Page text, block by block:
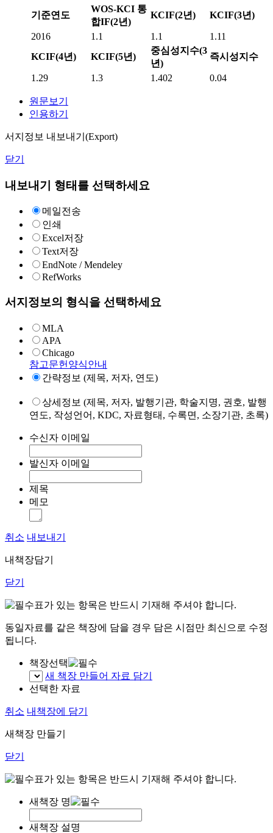
기준연도
WOS-KCI 통
합IF(2년)
KCIF(2년) KCIF(3년)
2016 1.1 1.1
1.11
KCIF(4년)
KCIF(5년)
중심성지수(3
년)
즉시성지수
1.29 1.3 1.402 0.04
원문보기
인용하기
서지정보 내보내기(Export)
닫기
내보내기 형태를 선택하세요
메일전송
인쇄
Excel저장
Text저장
EndNote / Mendeley
RefWorks
서지정보의 형식을 선택하세요
MLA
APA
Chicago
참고문헌양식안내
간략정보 (제목, 저자, 연도)
상세정보 (제목, 저자, 발행기관, 학술지명, 권호, 발행
연도, 작성언어, KDC, 자료형태, 수록면, 소장기관, 초록)
수신자 이메일
발신자 이메일
제목
메모
취소 내보내기
내책장담기
닫기
표가 있는 항목은 반드시 기재해 주셔야 합니다.
동일자료를 같은 책장에 담을 경우 담은 시점만 최신으로 수정
됩니다.
책장선택
새 책장 만들어 자료 담기
선택한 자료
취소 내책장에 담기
새책장 만들기
닫기
표가 있는 항목은 반드시 기재해 주셔야 합니다.
새책장 명
새책장 설명